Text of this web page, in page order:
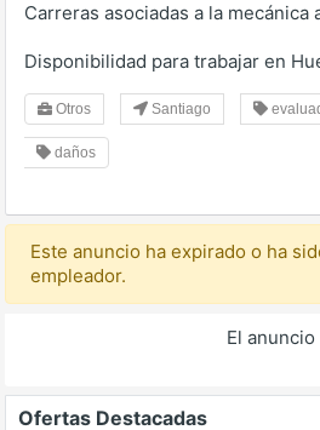
Carreras asociadas a la mecánica
Disponibilidad para trabajar en
Otros Santiago
daños
Este anuncio ha expirado o ha
empleador.
El
Ofertas Destacadas